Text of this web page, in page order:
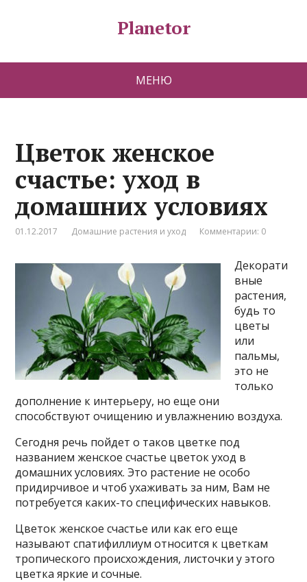
Planetor
МЕНЮ
Цветок женское
счастье: уход в
домашних условиях
01.12.2017 Домашние растения и уход Комментарии: 0
Декорати
вные
растения,
будь то
цветы
или
пальмы,
это не
только
дополнение к интерьеру, но еще они
способствуют очищению и увлажнению воздуха.
Сегодня речь пойдет о таков цветке под
названием женское счастье цветок уход в
домашних условиях. Это растение не особо
придирчивое и чтоб ухаживать за ним, Вам не
потребуется каких-то специфических навыков.
Цветок женское счастье или как его еще
называют спатифиллиум относится к цветкам
тропического происхождения, листочки у этого
цветка яркие и сочные.